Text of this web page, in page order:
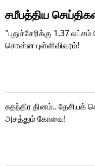
சமீபத்திய
"புதுச்சேரிக்கு 1.37
சொன்ன புள்ளிவிவரம்!
சுதந்திர தினம்.. தேசியக்
அசத்தும் கோவை!